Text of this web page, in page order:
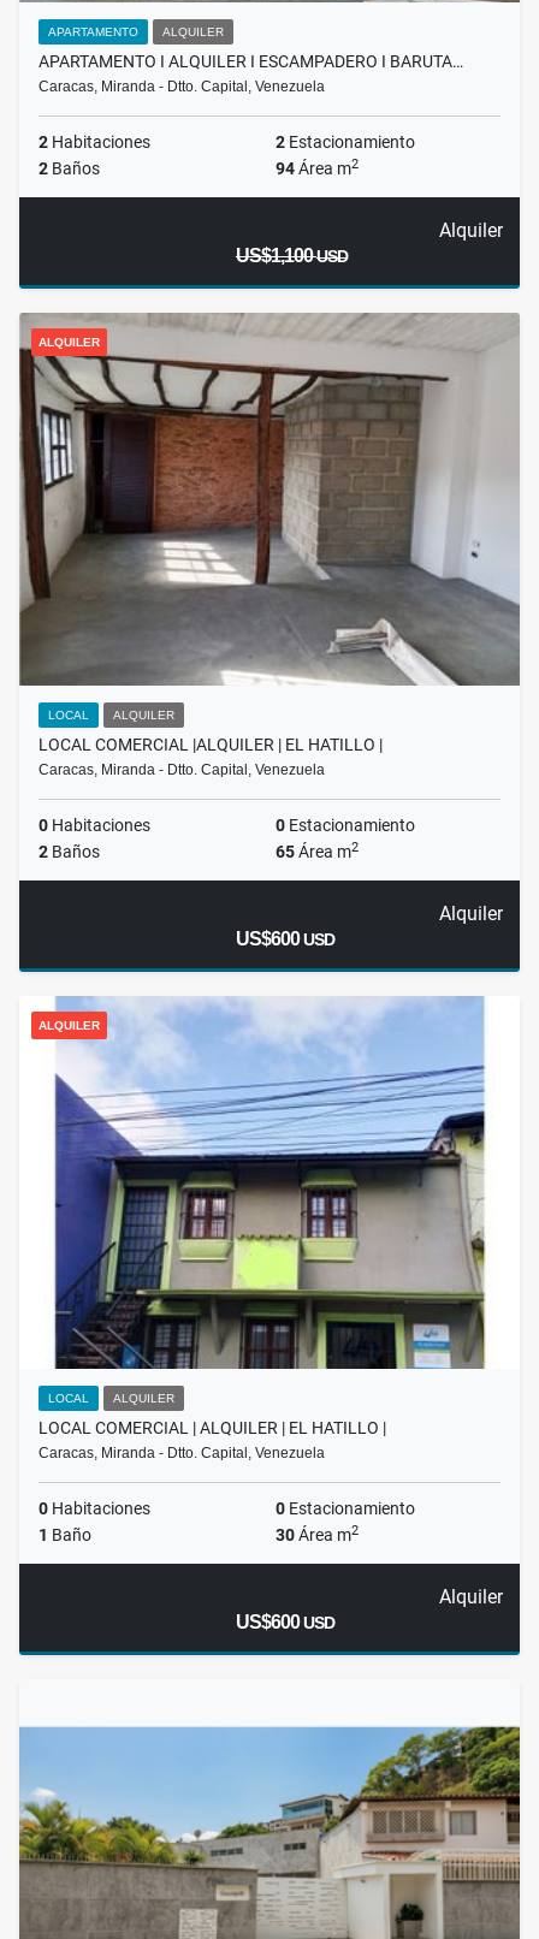
APARTAMENTO ALQUILER
APARTAMENTO I ALQUILER I ESCAMPADERO I BARUTA…
Caracas, Miranda - Dtto. Capital, Venezuela
2 Habitaciones 2 Estacionamiento
2 Baños 94Área m2
Alquiler
US$1,100USD
ALQUILER
LOCAL ALQUILER
LOCAL COMERCIAL |ALQUILER | EL HATILLO |
Caracas, Miranda - Dtto. Capital, Venezuela
0 Habitaciones 0 Estacionamiento
2 Baños 65Área m2
Alquiler
US$600USD
ALQUILER
LOCAL ALQUILER
LOCAL COMERCIAL | ALQUILER | EL HATILLO |
Caracas, Miranda - Dtto. Capital, Venezuela
0 Habitaciones 0 Estacionamiento
1 Baño 30Área m2
Alquiler
US$600USD